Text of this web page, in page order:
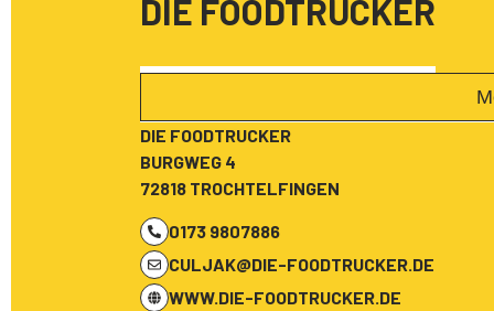
DIE FOODTRUCKER
DIE FOODTRUCKER
BURGWEG 4
72818 TROCHTELFINGEN
0173 9807886
CULJAK@DIE-FOODTRUCKER.DE
WWW.DIE-FOODTRUCKER.DE